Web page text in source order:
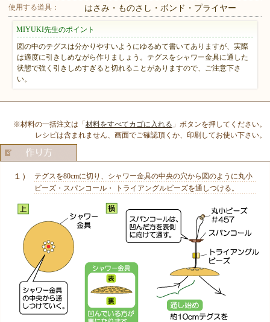
使用する道具： はさみ・ものさし・ボンド・プライヤー
MIYUKI先生のポイント
図の中のテグスは分かりやすいようにゆるめて書いてありますが、実際
は適度に引きしめながら作りましょう。テグスをシャワー金具に通した
状態で強く引きしめすぎると切れることがありますので、ご注意下さ
い。
※材料の一括注文は「材料をすべてカゴに入れる 」ボタンを押してください。
レシピは含まれません、画面でご確認頂くか、印刷してお使い下さい。
１）
テグスを80cmに切り、シャワー金具の中央の穴から図のように丸小
ビーズ・スパンコール・ トライアングルビーズを通しつける。